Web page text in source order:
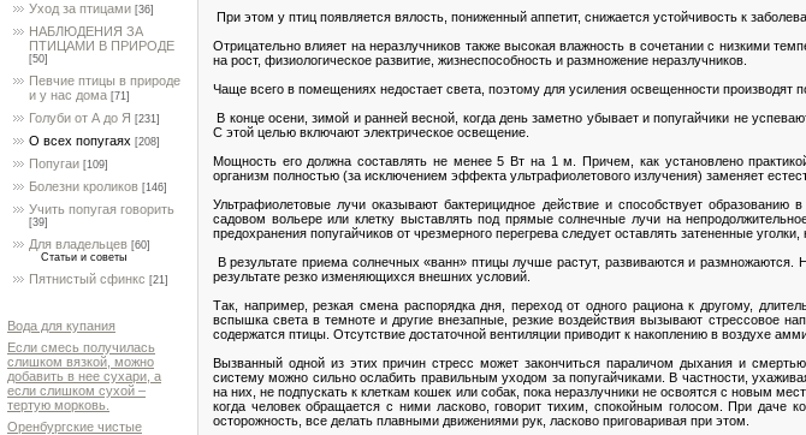
Уход за птицами [36]
НАБЛЮДЕНИЯ ЗА
ПТИЦАМИ В ПРИРОДЕ
[50]
Певчие птицы в природе
и у нас дома [71]
Голуби от А до Я [231]
О всех попугаях [208]
Попугаи [109]
Болезни кроликов [146]
Учить попугая говорить
[39]
Для владельцев [60]
Статьи и советы
Пятнистый сфинкс [21]
Вода для купания
Если смесь получилась
слишком вязкой, можно
добавить в нее сухари, а
если слишком сухой –
тертую морковь.
Оренбургские чистые
При этом у птиц появляется вялость, пониженный аппетит, снижается устойчивость к
Отрицательно влияет на неразлучников также высокая влажность в сочетании с низкими
на рост, физиологическое развитие, жизнеспособность и размножение неразлучников.
Чаще всего в помещениях недостает света, поэтому для усиления освещенности производят
В конце осени, зимой и ранней весной, когда день заметно убывает и попугайчики не
С этой целью включают электрическое освещение.
Мощность его должна составлять не менее 5 Вт на 1 м. Причем, как установлено
организм полностью (за исключением эффекта ультрафиолетового излучения) заменяет
Ультрафиолетовые лучи оказывают бактерицидное действие и способствует
садовом вольере или клетку выставлять под прямые солнечные лучи на
предохранения попугайчиков от чрезмерного перегрева следует оставлять затененные
В результате приема солнечных «ванн» птицы лучше растут, развиваются и
результате резко изменяющихся внешних условий.
Так, например, резкая смена распорядка дня, переход от одного рациона к другому,
вспышка света в темноте и другие внезапные, резкие воздействия вызывают стрессовое
содержатся птицы. Отсутствие достаточной вентиляции приводит к накоплению в воздухе
Вызванный одной из этих причин стресс может закончиться параличом дыхания и
систему можно сильно ослабить правильным уходом за попугайчиками. В частности,
на них, не подпускать к клеткам кошек или собак, пока неразлучники не освоятся с новым
когда человек обращается с ними ласково, говорит тихим, спокойным голосом. При
осторожность, все делать плавными движениями рук, ласково приговаривая при этом.